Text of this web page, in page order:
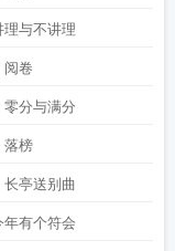
与不讲理
阅卷
分与满分
落榜
亭送别曲
有个符会